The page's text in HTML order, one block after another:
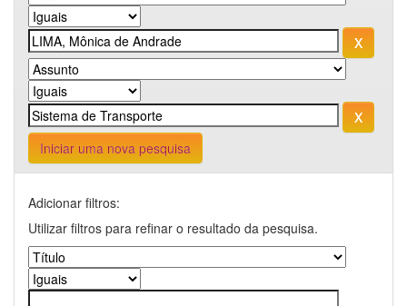
Iniciar uma nova pesquisa
Adicionar filtros:
Utilizar filtros para refinar o resultado da pesquisa.